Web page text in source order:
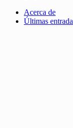
Acerca de
Últimas